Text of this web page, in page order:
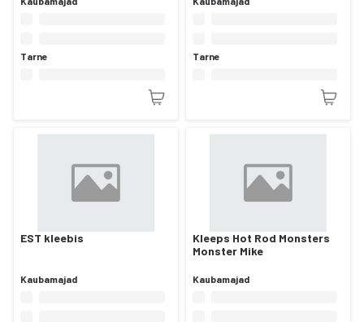
Tarne Tarne
EST kleebis
Kaubamajad
Kleeps Hot Rod Monsters
Monster Mike
Kaubamajad